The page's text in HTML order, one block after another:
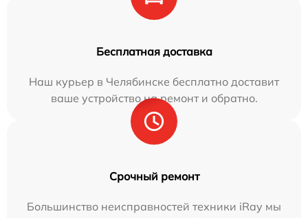
Бесплатная доставка
Наш курьер в Челябинске бесплатно доставит
ваше устройство на ремонт и обратно.
Срочный ремонт
Большинство неисправностей техники iRay мы